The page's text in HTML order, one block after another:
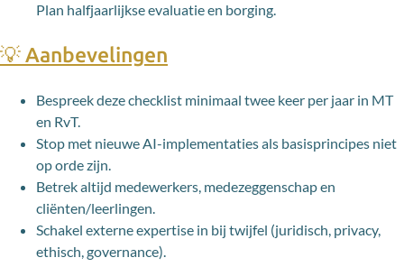
Plan halfjaarlijkse evaluatie en borging.
💡 Aanbevelingen
Bespreek deze checklist minimaal twee keer per jaar in MT
en RvT.
Stop met nieuwe AI-implementaties als basisprincipes niet
op orde zijn.
Betrek altijd medewerkers, medezeggenschap en
cliënten/leerlingen.
Schakel externe expertise in bij twijfel (juridisch, privacy,
ethisch, governance).